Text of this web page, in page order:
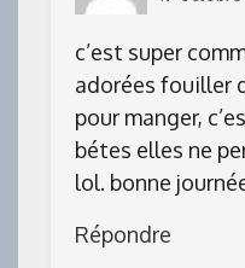
c’est super
adorées fouiller
pour manger,
bétes elles ne
lol. bonne
Répondre